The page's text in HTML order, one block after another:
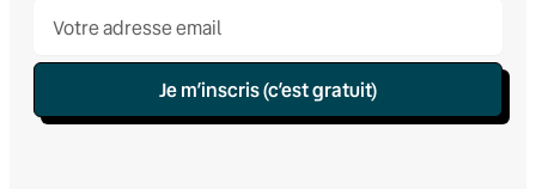
Je m’inscris (c’est gratuit)